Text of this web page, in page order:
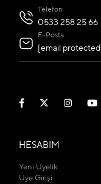
Telefon
0533 258 25 66
E-Posta
[email protected]
HESABIM
Yeni Üyelik
Üye Girişi